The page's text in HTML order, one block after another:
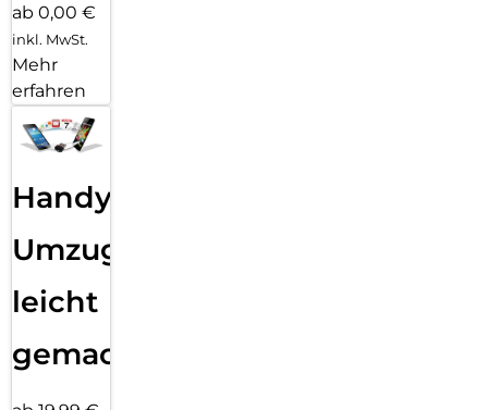
ab 0,00 €
inkl. MwSt.
Mehr
erfahren
Handy
Umzug
leicht
gemacht!